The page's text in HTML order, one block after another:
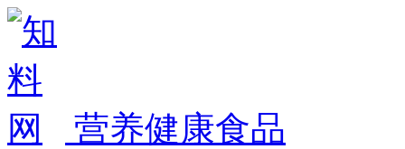
营养健康食品